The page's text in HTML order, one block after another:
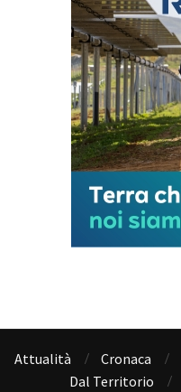
Attualità Cronaca
Dal Territorio